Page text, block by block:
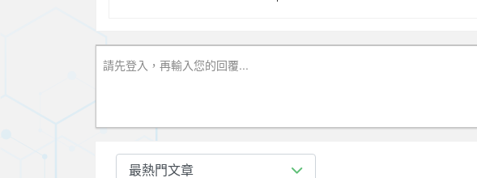
請先登入，再輸入您的回覆...
最熱門文章